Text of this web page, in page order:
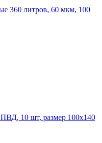
360 литров, 60 мкм, 100
10 шт, размер 100х140